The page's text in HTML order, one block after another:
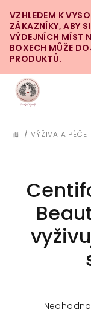
na
obsah
VZHLEDEM K
ZÁKAZNÍKY, ABY
VÝDEJNÍCH MÍST
BOXECH MŮŽE
PRODUKTŮ.
DOMŮ
/ VÝŽIVA A PÉČE
Průměrné